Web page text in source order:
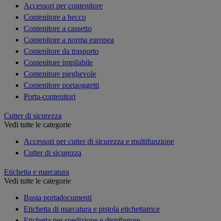
Accessori per contenitore
Contenitore a becco
Contenitore a cassetto
Contenitore a norma europea
Contenitore da trasporto
Contenitore impilabile
Contenitore pieghevole
Contenitore portaoggetti
Porta-contenitori
Cutter di sicurezza
Vedi tutte le categorie
Accessori per cutter di sicurezza e multifunzione
Cutter di sicurezza
Etichetta e marcatura
Vedi tutte le categorie
Busta portadocumenti
Etichetta di marcatura e pistola etichettatrice